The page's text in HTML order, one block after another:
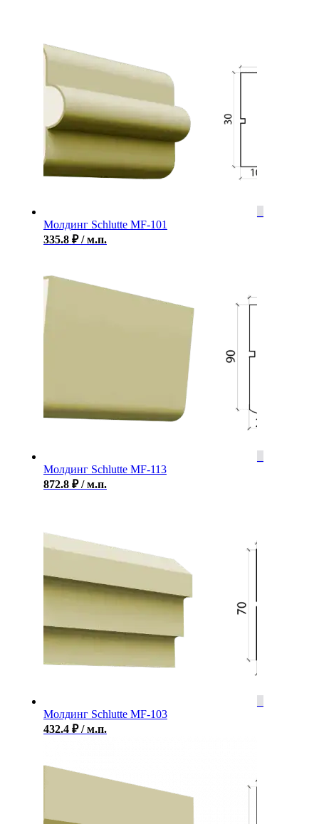
Молдинг Schlutte MF-101
335.8 ₽ / м.п.
Молдинг Schlutte MF-113
872.8 ₽ / м.п.
Молдинг Schlutte MF-103
432.4 ₽ / м.п.